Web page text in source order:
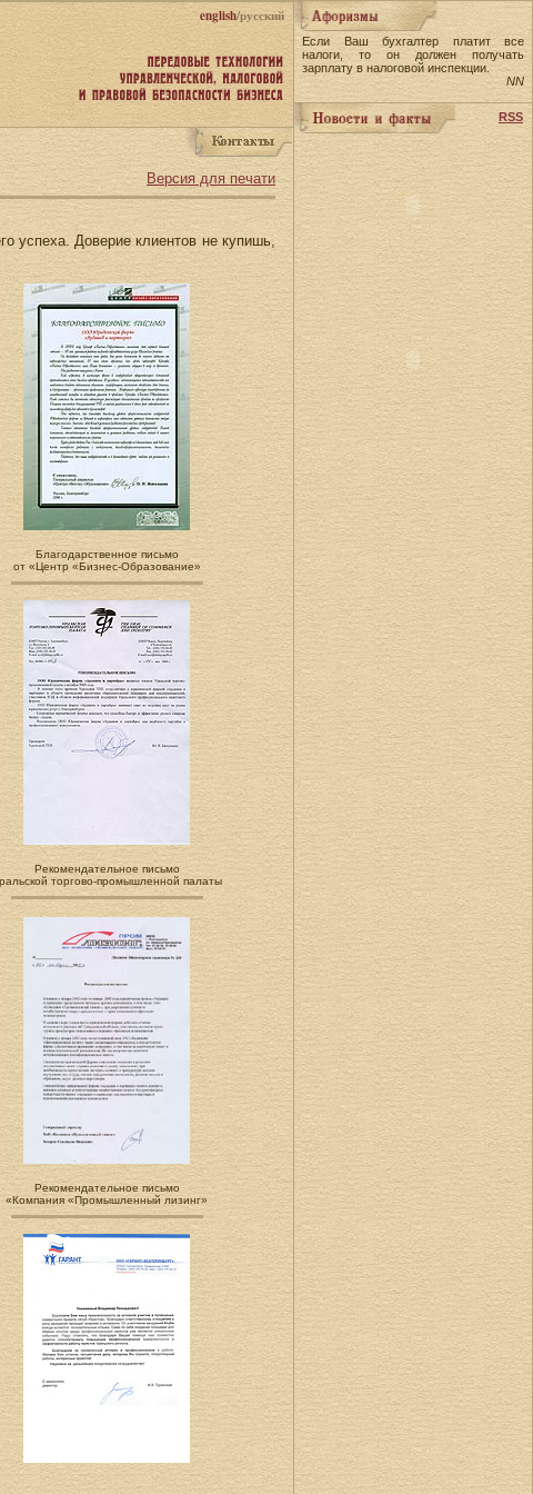
english/русский
Версия для печати
успеха. Доверие клиентов не купишь,
Благодарственное письмо
от «Центр «Бизнес-Образование»
Рекомендательное письмо
торгово-промышленной палаты
Рекомендательное письмо
«Компания «Промышленный лизинг»
Если Ваш бухгалтер платит все
налоги, то он должен получать
зарплату в налоговой инспекции.
NN
RSS